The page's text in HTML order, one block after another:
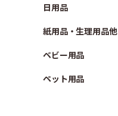
日用品
紙用品・生理用品他
ベビー用品
ペット用品